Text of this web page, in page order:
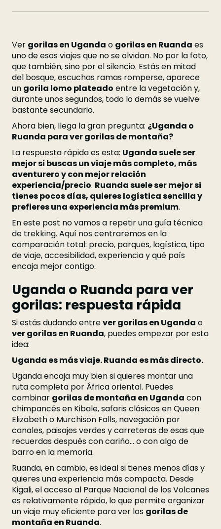
Ver gorilas en Uganda o gorilas en Ruanda es
uno de esos viajes que no se olvidan. No por la foto,
que también, sino por el silencio. Estás en mitad
del bosque, escuchas ramas romperse, aparece
un gorila lomo plateado entre la vegetación y,
durante unos segundos, todo lo demás se vuelve
bastante secundario.
Ahora bien, llega la gran pregunta: ¿Uganda o
Ruanda para ver gorilas de montaña?
La respuesta rápida es esta: Uganda suele ser
mejor si buscas un viaje más completo, más
aventurero y con mejor relación
experiencia/precio. Ruanda suele ser mejor si
tienes pocos días, quieres logística sencilla y
prefieres una experiencia más premium.
En este post no vamos a repetir una guía técnica
de trekking. Aquí nos centraremos en la
comparación total: precio, parques, logística, tipo
de viaje, accesibilidad, experiencia y qué país
encaja mejor contigo.
Uganda o Ruanda para ver
gorilas: respuesta rápida
Si estás dudando entrever gorilas en Uganda o
ver gorilas en Ruanda, puedes empezar por esta
idea:
Uganda es más viaje. Ruanda es más directo.
Uganda encaja muy bien si quieres montar una
ruta completa por África oriental. Puedes
combinar gorilas de montaña en Uganda con
chimpancés en Kibale, safaris clásicos en Queen
Elizabeth o Murchison Falls, navegación por
canales, paisajes verdes y carreteras de esas que
recuerdas después con cariño… o con algo de
barro en la memoria.
Ruanda, en cambio, es ideal si tienes menos días y
quieres una experiencia más compacta. Desde
Kigali, el acceso al Parque Nacional de los Volcanes
es relativamente rápido, lo que permite organizar
un viaje muy eficiente para ver los gorilas de
montaña en Ruanda.